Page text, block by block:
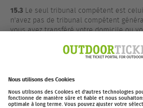
15.3 Le seul tribunal compétent est
n'avez pas de tribunal compétent
vous avez transféré votre domicile ou
habituel à l'étranger après la
domicile ou votre lieu de résidence
moment de l'introduction de l'instance.
compétent.